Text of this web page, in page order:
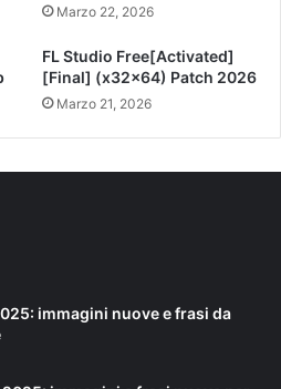
Marzo 22, 2026
FL Studio Free[Activated]
[Final] (x32x64) Patch 2026
Marzo 21, 2026
immagini nuove e frasi da